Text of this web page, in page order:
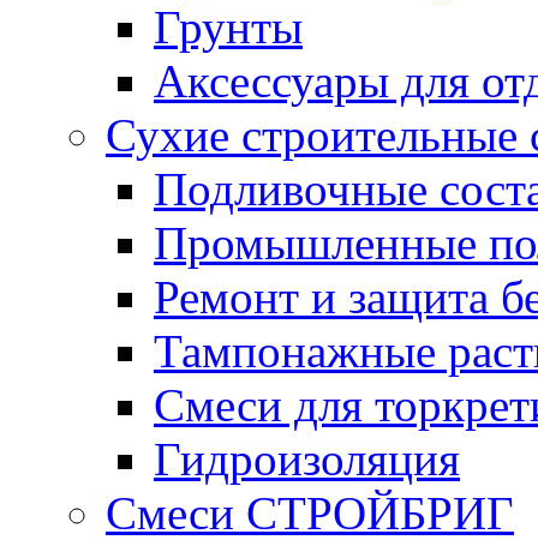
Грунты
Аксессуары для
Сухие строительные
Подливочные
Промышленные
Ремонт и защита
Тампонажные
Смеси для
Гидроизоляция
Смеси СТРОЙБРИГ